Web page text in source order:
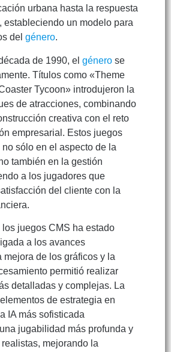
urbana hasta la respuesta
estableciendo un modelo para
del género.
de 1990, el género se
Títulos como «Theme
Tycoon» introdujeron la
de atracciones, combinando
creativa con el reto
empresarial. Estos juegos
sólo en el aspecto de la
también en la gestión
a los jugadores que
del cliente con la
los juegos CMS ha estado
a los avances
mejora de los gráficos y la
permitió realizar
detalladas y complejas. La
de estrategia en
IA más sofisticada
jugabilidad más profunda y
mejorando la